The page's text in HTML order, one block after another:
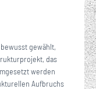
gewählt,
das
werden
Aufbruchs